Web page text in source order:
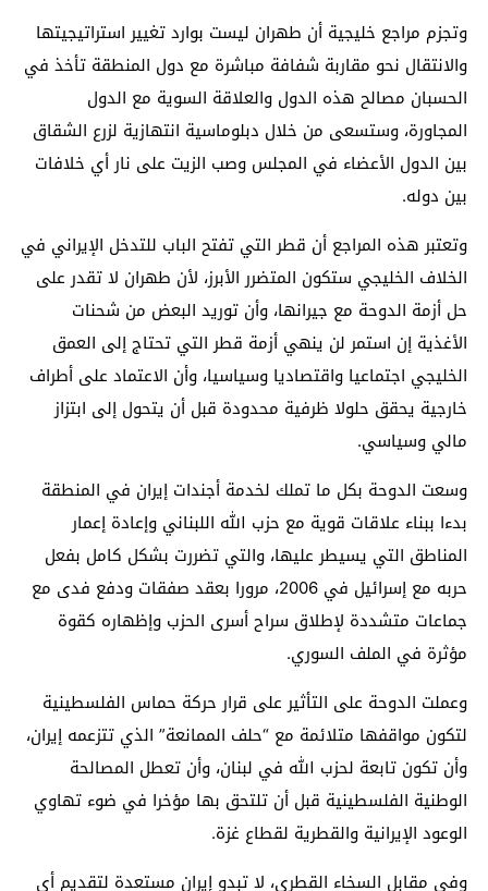
وتجزم مراجع خليجية أن طهران ليست بوارد تغيير استراتيجيتها
والانتقال نحو مقاربة شفافة مباشرة مع دول المنطقة تأخذ في
الحسبان مصالح هذه الدول والعلاقة السوية مع الدول
المجاورة، وستسعى من خلال دبلوماسية انتهازية لزرع الشقاق
بين الدول الأعضاء في المجلس وصب الزيت على نار أي خلافات
بين دوله.
وتعتبر هذه المراجع أن قطر التي تفتح الباب للتدخل الإيراني في
الخلاف الخليجي ستكون المتضرر الأبرز، لأن طهران لا تقدر على
حل أزمة الدوحة مع جيرانها، وأن توريد البعض من شحنات
الأغذية إن استمر لن ينهي أزمة قطر التي تحتاج إلى العمق
الخليجي اجتماعيا واقتصاديا وسياسيا، وأن الاعتماد على أطراف
خارجية يحقق حلولا ظرفية محدودة قبل أن يتحول إلى ابتزاز
مالي وسياسي.
وسعت الدوحة بكل ما تملك لخدمة أجندات إيران في المنطقة
بدءا ببناء علاقات قوية مع حزب الله اللبناني وإعادة إعمار
المناطق التي يسيطر عليها، والتي تضررت بشكل كامل بفعل
حربه مع إسرائيل في 2006، مرورا بعقد صفقات ودفع فدى مع
جماعات متشددة لإطلاق سراح أسرى الحزب وإظهاره كقوة
مؤثرة في الملف السوري.
وعملت الدوحة على التأثير على قرار حركة حماس الفلسطينية
لتكون مواقفها متلائمة مع “حلف الممانعة” الذي تتزعمه إيران،
وأن تكون تابعة لحزب الله في لبنان، وأن تعطل المصالحة
الوطنية الفلسطينية قبل أن تلتحق بها مؤخرا في ضوء تهاوي
الوعود الإيرانية والقطرية لقطاع غزة.
وفي مقابل السخاء القطري، لا تبدو إيران مستعدة لتقديم أي